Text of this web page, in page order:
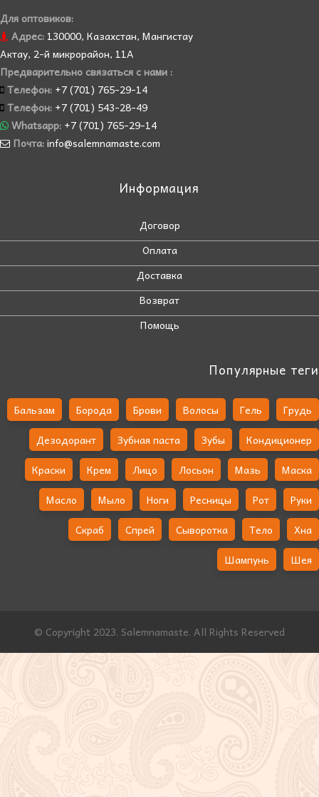
Для оптовиков:
Адрес: 130000, Казахстан, Мангистау
Актау, 2-й микрорайон, 11А
Предварительно связаться с нами :
Телефон: +7 (701) 765-29-14
Телефон: +7 (701) 543-28-49
Whatsapp: +7 (701) 765-29-14
Почта:info@salemnamaste.com
Информация
Договор
Оплата
Доставка
Возврат
Помощь
Популярные теги
Бальзам Борода Брови Волосы Гель
Грудь
Дезодорант
Зубная паста Зубы
Кондиционер
Краски
Крем Лицо Лосьон Мазь
Маска
Масло
Мыло Ноги Ресницы Рот
Руки
Скраб
Спрей Сыворотка Тело
Хна
Шампунь
Шея
© Copyright 2023. Salemnamaste. All Rights Reserved